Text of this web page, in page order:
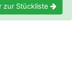
zur Stückliste